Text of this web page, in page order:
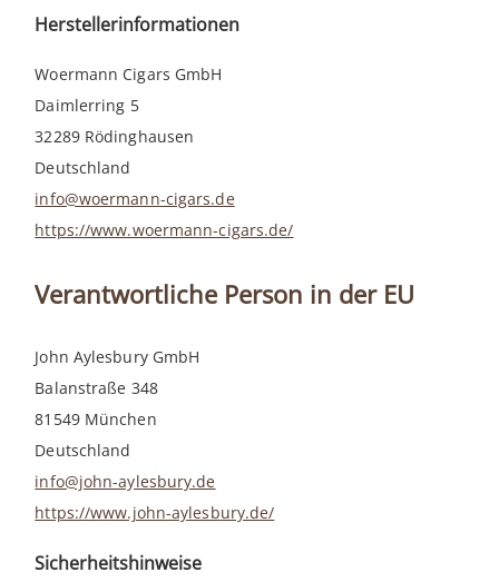
Herstellerinformationen
Woermann Cigars GmbH
Daimlerring 5
32289 Rödinghausen
Deutschland
info@woermann-cigars.de
https://www.woermann-cigars.de/
Verantwortliche Person in der EU
John Aylesbury GmbH
Balanstraße 348
81549 München
Deutschland
info@john-aylesbury.de
https://www.john-aylesbury.de/
Sicherheitshinweise